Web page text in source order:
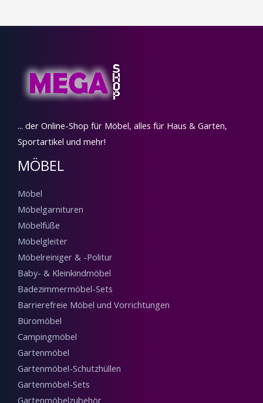
... der Online-Shop für Möbel, alles für Haus & Garten,
Sportartikel und mehr!
MÖBEL
Möbel
Möbelgarnituren
Möbelfüße
Möbelgleiter
Möbelreiniger & -Politur
Baby- & Kleinkindmöbel
Badezimmermöbel-Sets
Barrierefreie Möbel und Vorrichtungen
Büromöbel
Campingmöbel
Gartenmöbel
Gartenmöbel-Schutzhüllen
Gartenmöbel-Sets
Gartenmöbelzubehör